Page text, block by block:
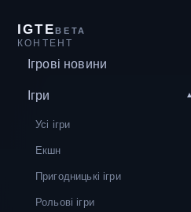
IGTEBETA
КОНТЕНТ
Ігрові новини
Ігри
Усі ігри
Екшн
Пригодницькі ігри
Рольові ігри